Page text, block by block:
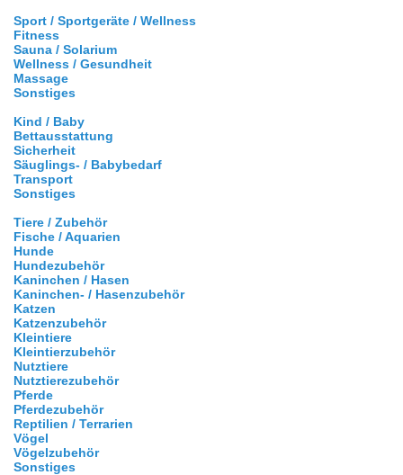
Sport / Sportgeräte / Wellness
Fitness
Sauna / Solarium
Wellness / Gesundheit
Massage
Sonstiges
Kind / Baby
Bettausstattung
Sicherheit
Säuglings- / Babybedarf
Transport
Sonstiges
Tiere / Zubehör
Fische / Aquarien
Hunde
Hundezubehör
Kaninchen / Hasen
Kaninchen- / Hasenzubehör
Katzen
Katzenzubehör
Kleintiere
Kleintierzubehör
Nutztiere
Nutztierezubehör
Pferde
Pferdezubehör
Reptilien / Terrarien
Vögel
Vögelzubehör
Sonstiges